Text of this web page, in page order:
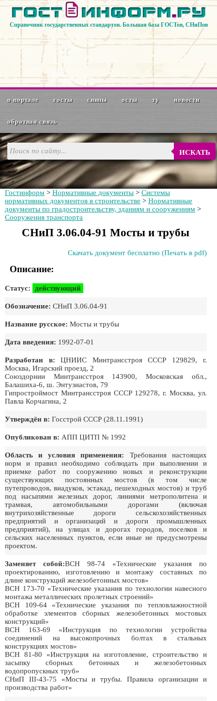
Справочник государственных стандартов. Большая база ГОСТов, СНиПов
о портале госты снипы осты ту новости
обратная связь
ИСКАТЬ
Гостинформ > Нормативные документы > Системы
нормативных документов в строительстве > Нормативные
документы по градостроительству, зданиям и сооружениям >
Сооружения транспорта
СНиП 3.06.04-91 Мосты и трубы
Скачать документ бесплатно (Печать в pdf)
Описание:
Статус: действующий
Обозначение: СНиП 3.06.04-91
Название русское: Мосты и трубы
Дата введения: 1992-07-01
Разработан в: ЦНИИС Минтрансстроя СССР 129829, г.
Москва, Игарский проезд, 2
Союздорнии Минтрансстроя 143900, Московская обл.,
Балашиха-6, ш. Энтузиастов, 79
Гипростроймост Минтрансстроя СССР 129278, г. Москва, ул.
Павла Корчагина, 2
Утверждён в: Госстрой СССР (28.11.1991)
Опубликован в: АПП ЦИТП № 1992
Область и условия применения: Требования настоящих
норм и правил необходимо соблюдать при выполнении и
приемке работ по сооружению новых и реконструкции
существующих постоянных мостов (в том числе
путепроводов, виадуков, эстакад, пешеходных мостов) и труб
под насыпями железных дорог, линиями метрополитена и
трамвая, автомобильными дорогами (включая
внутрихозяйственные дороги сельскохозяйственных
предприятий и организаций и дороги промышленных
предприятий), на улицах и дорогах городов, поселков и
сельских населенных пунктов, если иные не предусмотрены
проектом.
Заменяет собой:ВСН 98-74 «Технические указания по
проектированию, изготовлению и монтажу составных по
длине конструкций железобетонных мостов»
ВСН 173-70 «Технические указания по технологии навесного
монтажа металлических пролетных строений»
ВСН 109-64 «Технические указания по тепловлажностной
обработке элементов сборных железобетонных мостовых
конструкций»
ВСН 163-69 «Инструкция по технологии устройства
соединений на высокопрочных болтах в стальных
конструкциях мостов»
ВСН 81-80 «Инструкция на изготовление, строительство и
засыпку сборных бетонных и железобетонных
водопропускных труб»
СНиП III-43-75 «Мосты и трубы. Правила организации и
производства работ»